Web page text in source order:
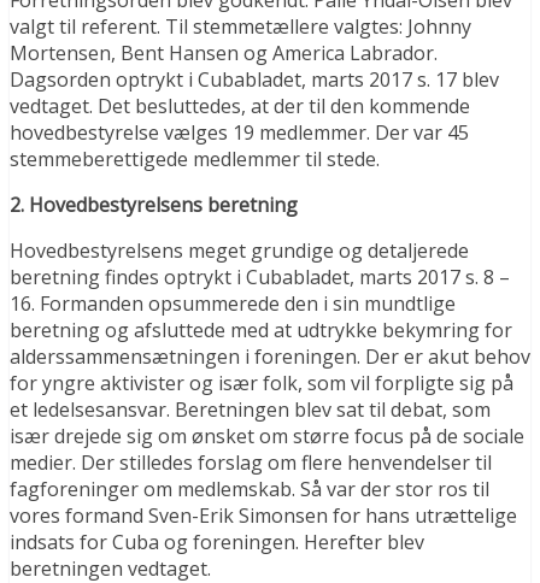
valgt til referent. Til stemmetællere valgtes: Johnny
Mortensen, Bent Hansen og America Labrador.
Dagsorden optrykt i Cubabladet, marts 2017 s. 17 blev
vedtaget. Det besluttedes, at der til den kommende
hovedbestyrelse vælges 19 medlemmer. Der var 45
stemmeberettigede medlemmer til stede.
2. Hovedbestyrelsens beretning
Hovedbestyrelsens meget grundige og detaljerede
beretning findes optrykt i Cubabladet, marts 2017 s. 8 –
16. Formanden opsummerede den i sin mundtlige
beretning og afsluttede med at udtrykke bekymring for
alderssammensætningen i foreningen. Der er akut behov
for yngre aktivister og især folk, som vil forpligte sig på
et ledelsesansvar. Beretningen blev sat til debat, som
især drejede sig om ønsket om større focus på de sociale
medier. Der stilledes forslag om flere henvendelser til
fagforeninger om medlemskab. Så var der stor ros til
vores formand Sven-Erik Simonsen for hans utrættelige
indsats for Cuba og foreningen. Herefter blev
beretningen vedtaget.